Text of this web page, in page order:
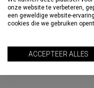
onze website te verbeteren,
een geweldige website-
cookies die we gebruiken
ACCEPTEER ALLES